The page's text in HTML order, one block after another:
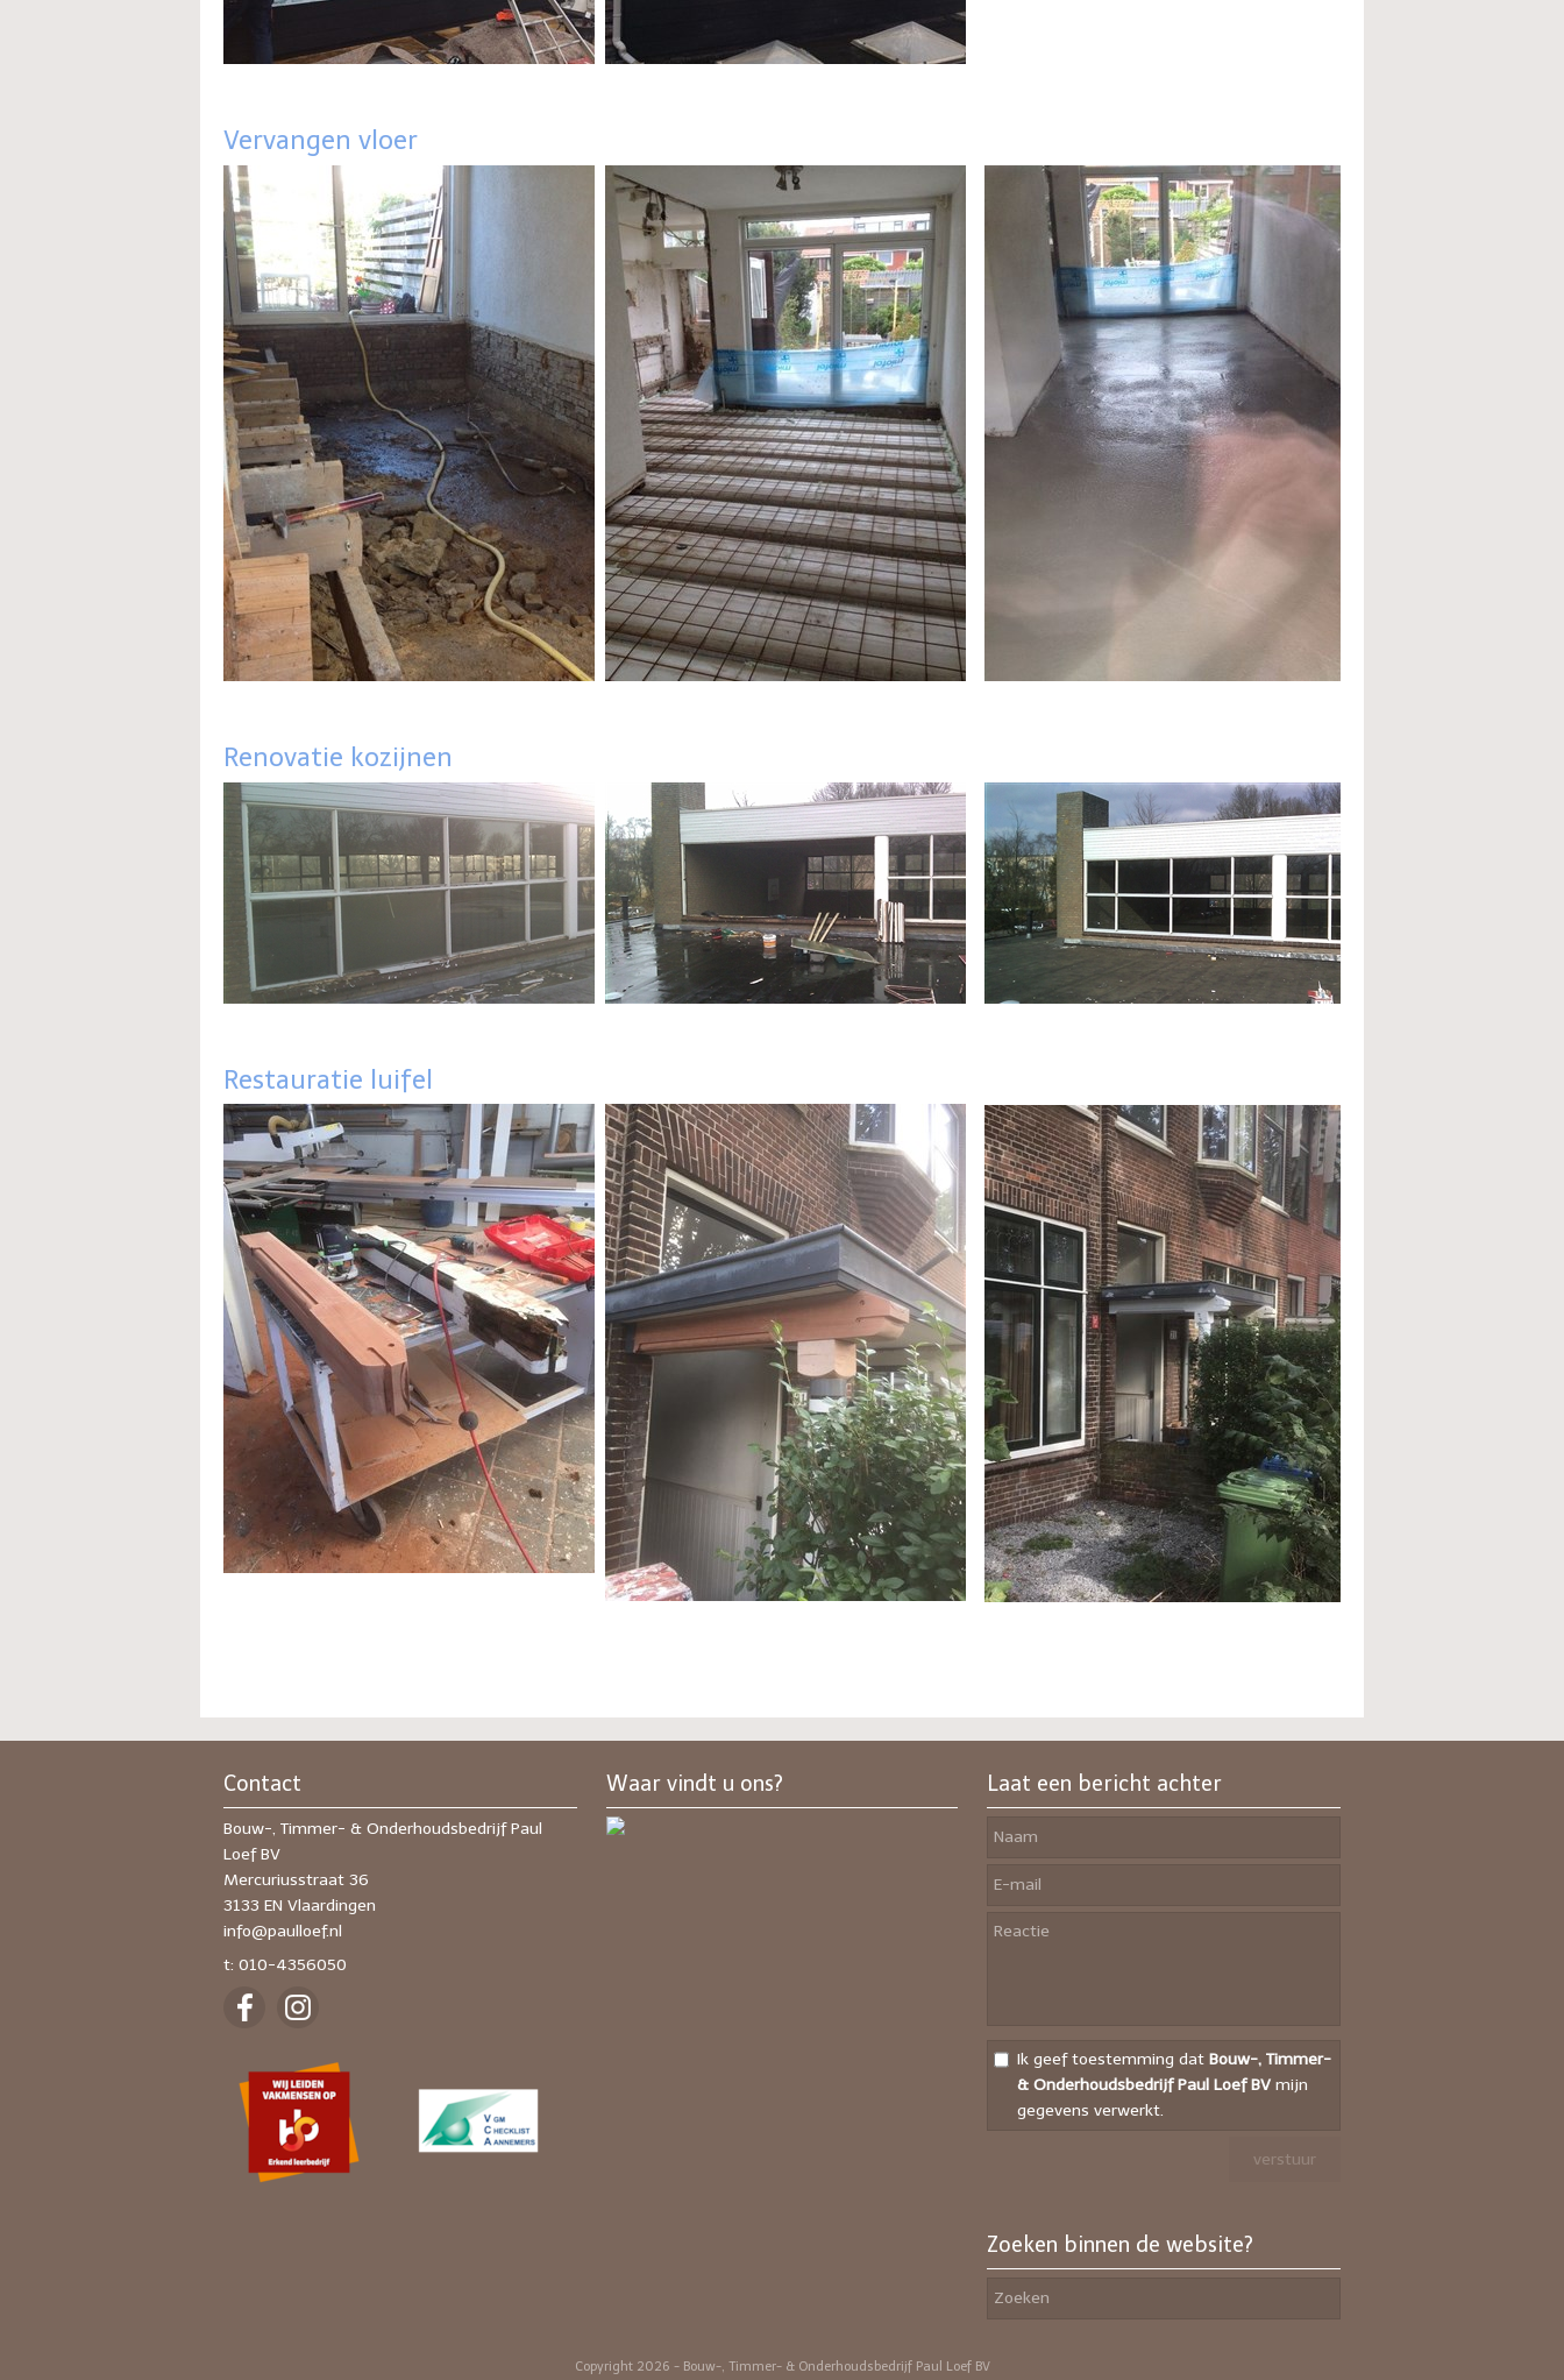
Vervangen vloer
Renovatie kozijnen
Restauratie luifel
Contact
Bouw-, Timmer- & Onderhoudsbedrijf Paul
Loef BV
Mercuriusstraat 36
3133 EN Vlaardingen
info@paulloef.nl
t: 010-4356050
Waar vindt u ons? Laat een bericht achter
Ik geef toestemming dat Bouw-, Timmer-
& Onderhoudsbedrijf Paul Loef BV mijn
gegevens verwerkt.
Zoeken binnen de website?
Copyright 2026 - Bouw-, Timmer- & Onderhoudsbedrijf Paul Loef BV